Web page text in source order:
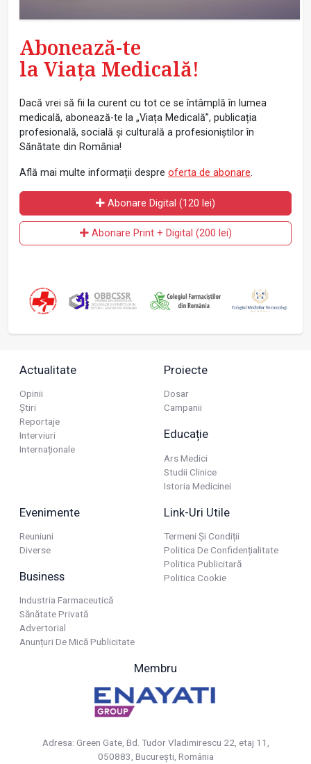
Abonează-te
la Viața Medicală!
Dacă vrei să fii la curent cu tot ce se întâmplă în lumea
medicală, abonează-te la „Viața Medicală”, publicația
profesională, socială și culturală a profesioniștilor în
Sănătate din România!
Află mai multe informații despre oferta de abonare.
Abonare Digital (120 lei)
Abonare Print + Digital (200 lei)
Actualitate
Opinii
Știri
Reportaje
Interviuri
Internaționale
Proiecte
Dosar
Campanii
Educație
Ars Medici
Studii Clinice
Istoria Medicinei
Evenimente
Reuniuni
Diverse
Business
Industria Farmaceutică
Sănătate Privată
Advertorial
Anunțuri De Mică Publicitate
Link-Uri Utile
Termeni Și Condiții
Politica De Confidențialitate
Politica Publicitară
Politica Cookie
Membru
Adresa: Green Gate, Bd. Tudor Vladimirescu 22, etaj 11,
050883, Bucureşti, România